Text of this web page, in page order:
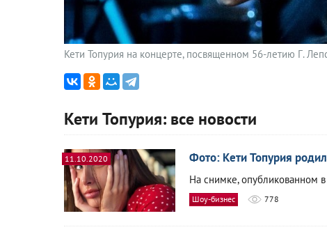
Кети Топурия на концерте, посвященном 56-летию Г.
Кети Топурия: все новости
11.10.2020 Фото: Кети Топурия
На снимке, опубликованном
Шоу-бизнес 778